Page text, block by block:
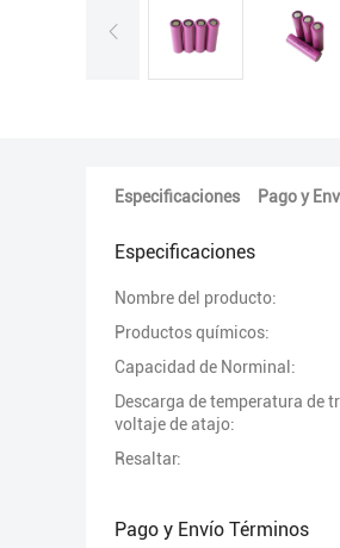
Especificaciones Pago y
Especificaciones
Nombre del producto:
Productos químicos:
Capacidad de Norminal:
Descarga de temperatura de
voltaje de atajo:
Resaltar:
Pago y Envío Términos